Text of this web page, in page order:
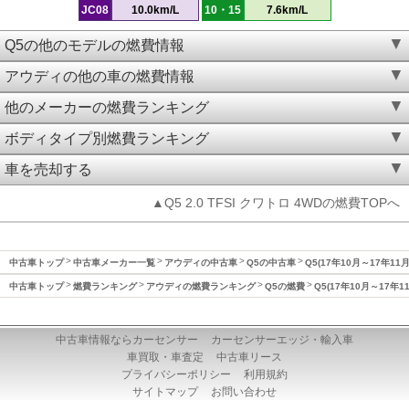
JC08 10.0km/L 10・15 7.6km/L
Q5の他のモデルの燃費情報
アウディの他の車の燃費情報
他のメーカーの燃費ランキング
ボディタイプ別燃費ランキング
車を売却する
▲Q5 2.0 TFSI クワトロ 4WDの燃費TOPへ
中古車トップ 中古車メーカー一覧 アウディの中古車 Q5の中古車 Q5(17年10月～17年11
中古車トップ 燃費ランキング アウディの燃費ランキング Q5の燃費 Q5(17年10月～17年
中古車情報ならカーセンサー
カーセンサーエッジ・輸入車
車買取・車査定
中古車リース
プライバシーポリシー
利用規約
サイトマップ
お問い合わせ